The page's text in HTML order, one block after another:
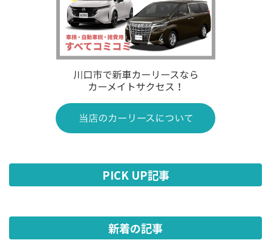
PICK UP記事
新着の記事